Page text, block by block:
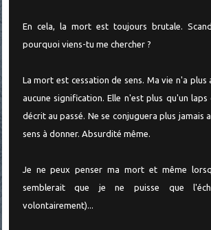
En cela, la mort est toujours brutale.
pourquoi viens-tu me chercher ?
La mort est cessation de sens. Ma vie n'a plus
aucune signification. Elle n'est plus qu'un
décrit au passé. Ne se conjuguera plus jamais
sens à donner. Absurdité même.
Je ne peux penser ma mort et même
semblerait que je ne puisse que
volontairement)...